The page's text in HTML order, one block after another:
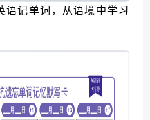
语记单词，从语境中学习